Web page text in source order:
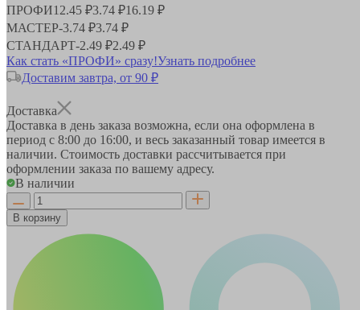
ПРОФИ12.45 ₽3.74 ₽16.19 ₽
МАСТЕР-3.74 ₽3.74 ₽
СТАНДАРТ-2.49 ₽2.49 ₽
Как стать «ПРОФИ» сразу!Узнать подробнее
Доставим завтра, от 90 ₽
Доставка
Доставка в день заказа возможна, если она оформлена в
период с 8:00 до 16:00, и весь заказанный товар имеется в
наличии. Стоимость доставки рассчитывается при
оформлении заказа по вашему адресу.
В наличии
В корзину